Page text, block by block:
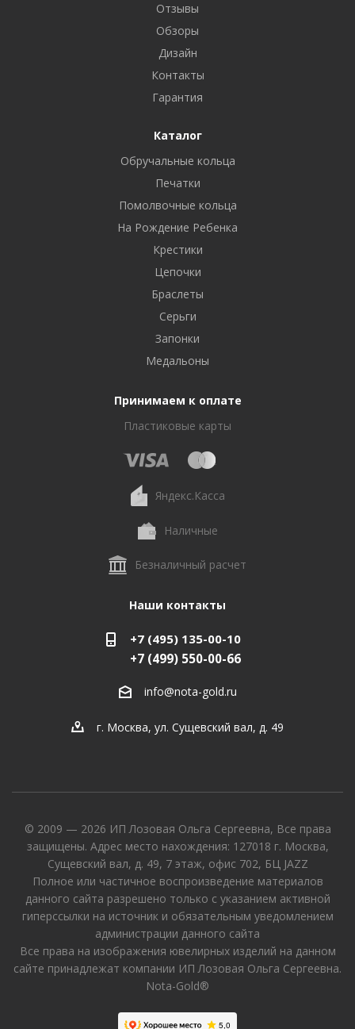
Отзывы
Обзоры
Дизайн
Контакты
Гарантия
Каталог
Обручальные кольца
Печатки
Помолвочные кольца
На Рождение Ребенка
Крестики
Цепочки
Браслеты
Серьги
Запонки
Медальоны
Принимаем к оплате
Пластиковые карты
Яндекс.Касса
Наличные
Безналичный расчет
Наши контакты
+7 (495) 135-00-10
+7 (499) 550-00-66
info@nota-gold.ru
г. Москва, ул. Сущевский вал, д. 49
© 2009 — 2026 ИП Лозовая Ольга Сергеевна, Все права
защищены. Адрес место нахождения: 127018 г. Москва,
Сущевский вал, д. 49, 7 этаж, офис 702, БЦ JAZZ
Полное или частичное воспроизведение материалов
данного сайта разрешено только с указанием активной
гиперссылки на источник и обязательным уведомлением
администрации данного сайта
Все права на изображения ювелирных изделий на данном
сайте принадлежат компании ИП Лозовая Ольга Сергеевна.
Nota-Gold®